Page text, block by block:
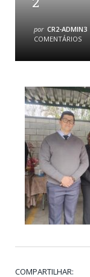
por CR2-ADMIN3
COMENTÁRIOS
COMPARTILHAR: